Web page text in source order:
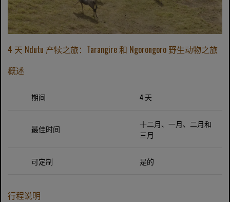
4 天 Ndutu 产犊之旅：Tarangire 和 Ngorongoro 野生动物之旅
概述
期间 4 天
最佳时间
十二月、一月、二月和
三月
可定制 是的
行程说明